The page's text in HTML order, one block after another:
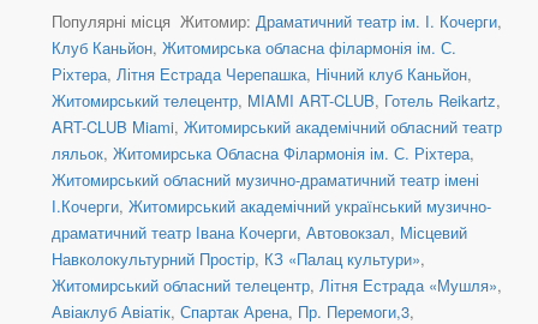
Популярні місця Житомир: Драматичний театр ім. І. Кочерги,
Клуб Каньйон, Житомирська обласна філармонія ім. С.
Ріхтера, Літня Естрада Черепашка, Нічний клуб Каньйон,
Житомирський телецентр, MIAMI ART-CLUB, Готель Reikartz,
ART-CLUB Miami, Житомирський академічний обласний театр
ляльок, Житомирська Обласна Філармонія ім. С. Ріхтера,
Житомирський обласний музично-драматичний театр імені
І.Кочерги, Житомирський академічний український музично-
драматичний театр Івана Кочерги, Автовокзал, Місцевий
Навколокультурний Простір, КЗ «Палац культури»,
Житомирський обласний телецентр, Літня Естрада «Мушля»,
Авіаклуб Авіатік, Спартак Арена, Пр. Перемоги,3,